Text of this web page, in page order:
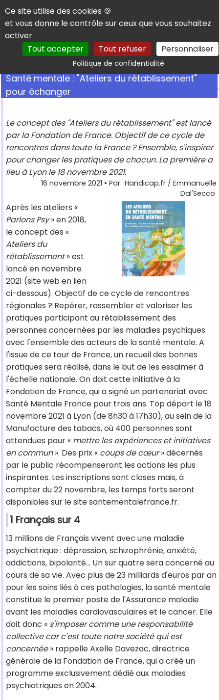
Panneau de gestion des cookies
Ce site utilise des cookies 🍪
et vous donne le contrôle sur ceux que vous souhaitez
activer
Tout accepter
Tout refuser Personnaliser
Politique de confidentialitéRechercher
Santé mentale : "Ateliers du rétablissement"
pour échanger
Le concept des "Ateliers du rétablissement" est lancé
par la Fondation de France. Objectif de ce cycle de
rencontres dans toute la France ? Ensemble, s'inspirer
pour changer les pratiques de chacun. La première a
lieu à Lyon le 18 novembre 2021.
16 novembre 2021 • Par Handicap.fr / Emmanuelle
Dal'Secco
Après les ateliers «
Parlons Psy» en 2018,
le concept des «
Ateliers du
rétablissement» est
lancé en novembre
2021 (site web en lien
ci-dessous). Objectif de ce cycle de rencontres
régionales ? Repérer, rassembler et valoriser les
pratiques participant au rétablissement des
personnes concernées par les maladies psychiques
avec l'ensemble des acteurs de la santé mentale. A
l'issue de ce tour de France, un recueil des bonnes
pratiques sera réalisé, dans le but de les essaimer à
l'échelle nationale. On doit cette initiative à la
Fondation de France, qui a signé un partenariat avec
Santé Mentale France pour trois ans. Top départ le 18
novembre 2021 à Lyon (de 8h30 à 17h30), au sein de la
Manufacture des tabacs, où 400 personnes sont
attendues pour « mettre les expériences et initiatives
en commun». Des prix « coups de cœur» décernés
par le public récompenseront les actions les plus
inspirantes. Les inscriptions sont closes mais, à
compter du 22 novembre, les temps forts seront
disponibles sur le site santementalefrance.fr.
1 Français sur 4
13 millions de Français vivent avec une maladie
psychiatrique : dépression, schizophrénie, anxiété,
addictions, bipolarité… Un sur quatre sera concerné au
cours de sa vie. Avec plus de 23 milliards d'euros par an
pour les soins liés à ces pathologies, la santé mentale
constitue le premier poste de l'Assurance maladie
avant les maladies cardiovasculaires et le cancer. Elle
doit donc « s'imposer comme une responsabilité
collective car c'est toute notre société qui est
concernée» rappelle Axelle Davezac, directrice
générale de la Fondation de France, qui a créé un
programme exclusivement dédié aux maladies
psychiatriques en 2004.